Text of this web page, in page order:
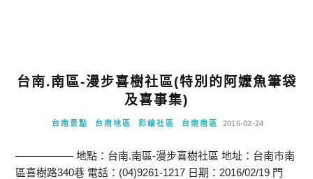
台南.南區-漫步喜樹社區(特別的阿嬤魚筆袋
及喜事集)
台南景點 台南地區 彩繪社區 台南南區 2016-02-24
—————– 地點：台南.南區-漫步喜樹社區 地址：台南市南
區喜樹路340巷 電話：(04)9261-1217 日期：2016/02/19 門